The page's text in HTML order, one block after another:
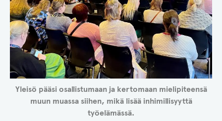
Yleisö pääsi osallistumaan ja kertomaan mielipiteensä
muun muassa siihen, mikä lisää inhimillisyyttä
työelämässä.